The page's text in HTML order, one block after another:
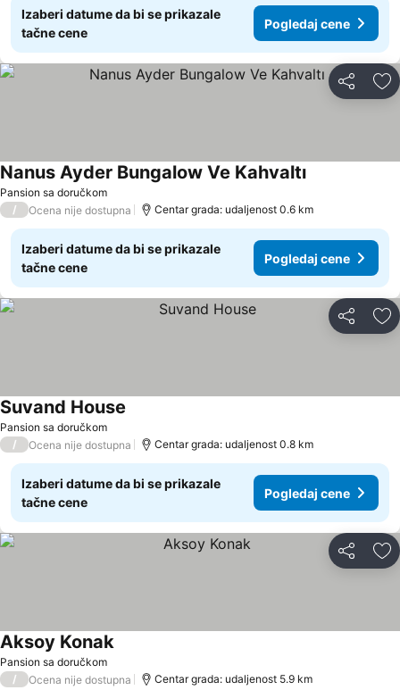
Izaberi datume da bi se prikazale
tačne cene
Pogledaj cene
Deli
Pansion sa doručkom
Nanus Ayder Bungalow Ve KahvaltıPogledaj cene
/ Ocena nije dostupna Centar grada: udaljenost 0.6 km
Izaberi datume da bi se prikazale
tačne cene
Pogledaj cene
Deli
Pansion sa doručkom
Suvand House
/ Ocena nije dostupna Centar grada: udaljenost 0.8 km
Izaberi datume da bi se prikazale
tačne cene
Pogledaj cene
Deli
Pansion sa doručkom
Aksoy KonakPogledaj cene
/ Ocena nije dostupna Centar grada: udaljenost 5.9 km